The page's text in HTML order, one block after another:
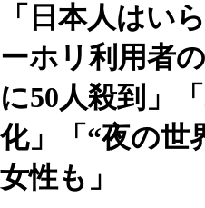
「日本人はい
ーホリ利用者
に50人殺到」
化」「“夜の世
女性も」